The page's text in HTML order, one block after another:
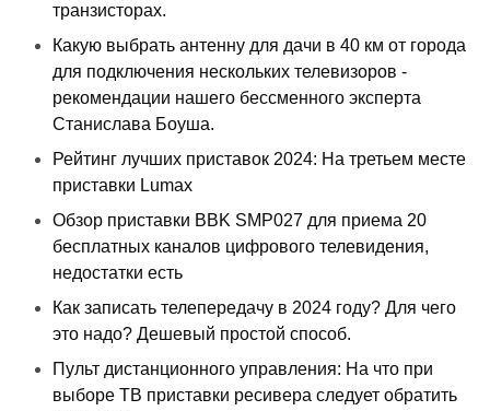
транзисторах.
Какую выбрать антенну для дачи в 40 км от города
для подключения нескольких телевизоров -
рекомендации нашего бессменного эксперта
Станислава Боуша.
Рейтинг лучших приставок 2024: На третьем месте
приставки Lumax
Обзор приставки BBK SMP027 для приема 20
бесплатных каналов цифрового телевидения,
недостатки есть
Как записать телепередачу в 2024 году? Для чего
это надо? Дешевый простой способ.
Пульт дистанционного управления: На что при
выборе ТВ приставки ресивера следует обратить